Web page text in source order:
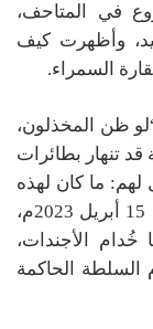
في المتاحف،
وأظهرت كيف
السمراء.‏
ظن المخذلون،
قد تنهار بطائرات
لهم: ما كان لهذه
الدولة أن تصمد ساعة واحدة بعد صباح يوم 15 أبريل 2023م،
خُدام الأجندات،
الحاكمة